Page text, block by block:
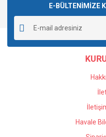
Ürün resmi kalitesiz,
Ürün açıklamasında eksik
Ürün bilgilerinde hatalar
Ürün fiyatı diğer sitelerden
E-BÜLTENİMİZE
Havale